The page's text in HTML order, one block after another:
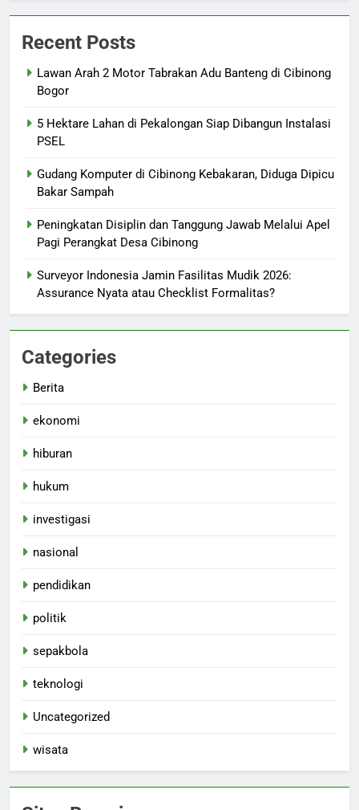
Recent Posts
Lawan Arah 2 Motor Tabrakan Adu Banteng di Cibinong
Bogor
5 Hektare Lahan di Pekalongan Siap Dibangun Instalasi
PSEL
Gudang Komputer di Cibinong Kebakaran, Diduga Dipicu
Bakar Sampah
Peningkatan Disiplin dan Tanggung Jawab Melalui Apel
Pagi Perangkat Desa Cibinong
Surveyor Indonesia Jamin Fasilitas Mudik 2026:
Assurance Nyata atau Checklist Formalitas?
Categories
Berita
ekonomi
hiburan
hukum
investigasi
nasional
pendidikan
politik
sepakbola
teknologi
Uncategorized
wisata